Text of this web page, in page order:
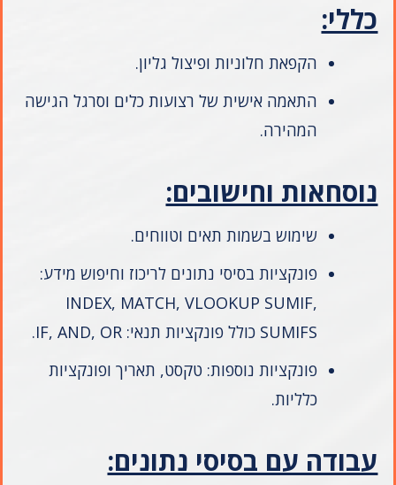
כללי:
הקפאת חלוניות ופיצול גליון.
התאמה אישית של רצועות כלים וסרגל הגישה
המהירה.
נוסחאות וחישובים:
שימוש בשמות תאים וטווחים.
פונקציות בסיסי נתונים לריכוז וחיפוש מידע:
INDEX, MATCH, VLOOKUP SUMIF,
SUMIFS כולל פונקציות תנאי: IF, AND, OR.
פונקציות נוספות: טקסט, תאריך ופונקציות
כלליות.
עבודה עם בסיסי נתונים: